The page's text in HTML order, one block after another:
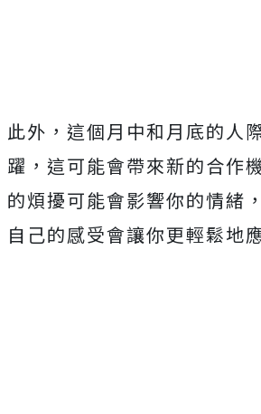
此外，這個月中和月底的人
躍，這可能會帶來新的合作
的煩擾可能會影響你的情緒
自己的感受會讓你更輕鬆地